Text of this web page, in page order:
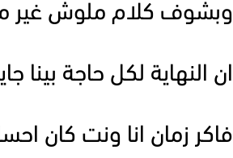
وبشوف كلام ملوش غير
ان النهاية لكل حاجة بينا
فاكر زمان انا ونت كان